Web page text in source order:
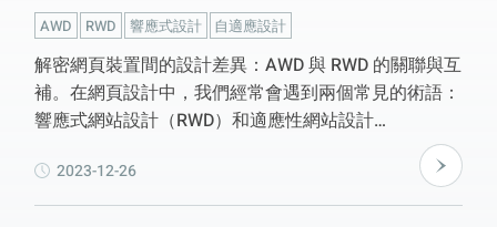
AWD RWD 響應式設計 自適應設計
解密網頁裝置間的設計差異：AWD 與 RWD 的關聯與互
補。在網頁設計中，我們經常會遇到兩個常見的術語：
響應式網站設計（RWD）和適應性網站設計
（AWD）。這兩種設計方法都追求提供優質的使用者
體驗，但在實現方式和應用場景上有所差異。RWD能
適應各種設備和螢幕尺寸，而AWD則為不同設備和屏
2023-12-26